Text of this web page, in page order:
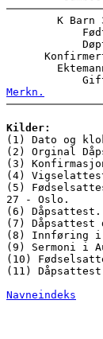
K
Merkn.
Kilder:
(1) Dato og
(2) Orginal
(3)
(4)
(5)
27 - Oslo.
(6) Dåpsattest.
(7)
(8) Innføring i
(9) Sermoni i
(10)
(11) Dåpsattest
Navneindeks